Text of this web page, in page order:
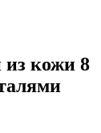
кожи 8